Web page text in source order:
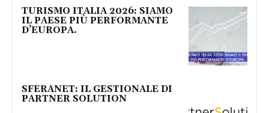
TURISMO ITALIA 2026: SIAMO
IL PAESE PIÙ PERFORMANTE
D’EUROPA.
SFERANET: IL GESTIONALE DI
PARTNER SOLUTION